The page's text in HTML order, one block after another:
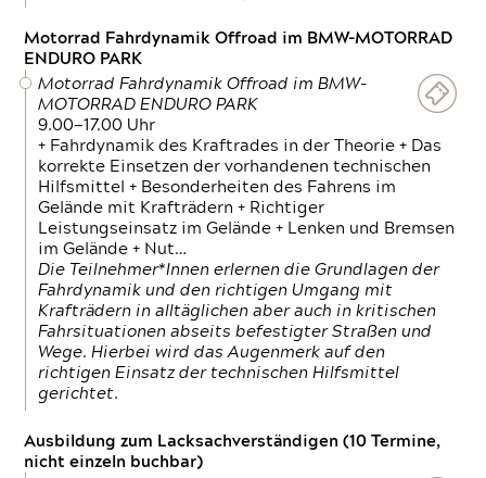
Motorrad Fahrdynamik Offroad im BMW-MOTORRAD
ENDURO PARK
Motorrad Fahrdynamik Offroad im BMW-
MOTORRAD ENDURO PARK
9.00—17.00 Uhr
+ Fahrdynamik des Kraftrades in der Theorie + Das
korrekte Einsetzen der vorhandenen technischen
Hilfsmittel + Besonderheiten des Fahrens im
Gelände mit Krafträdern + Richtiger
Leistungseinsatz im Gelände + Lenken und Bremsen
im Gelände + Nut…
Die Teilnehmer*Innen erlernen die Grundlagen der
Fahrdynamik und den richtigen Umgang mit
Krafträdern in alltäglichen aber auch in kritischen
Fahrsituationen abseits befestigter Straßen und
Wege. Hierbei wird das Augenmerk auf den
richtigen Einsatz der technischen Hilfsmittel
gerichtet.
Ausbildung zum Lacksachverständigen (10 Termine,
nicht einzeln buchbar)